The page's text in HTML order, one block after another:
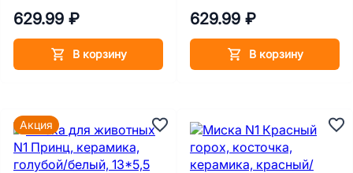
х 13.5 х 8.5 см, 140 мл
629.99 ₽
В корзину
х 13.5 х 8.5 см, 140 мл
629.99 ₽
В корзину
Акция